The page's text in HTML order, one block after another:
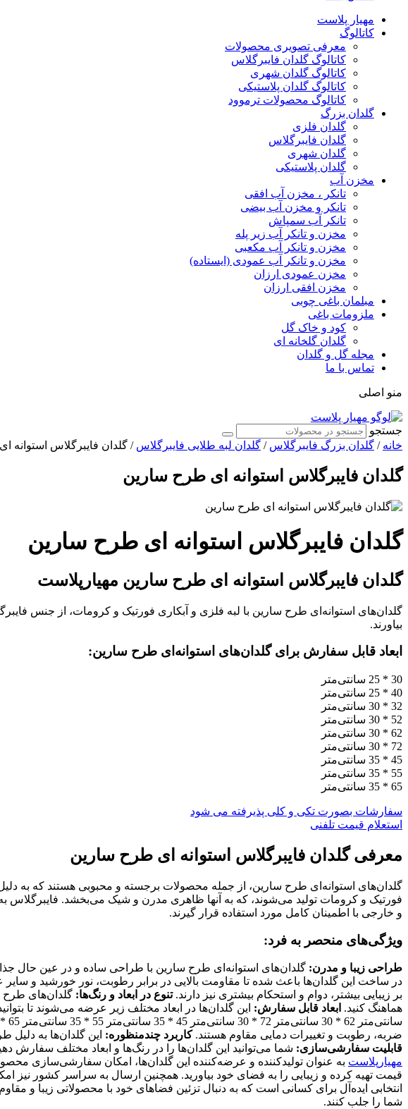
مهیار پلاست
کاتالوگ
معرفی تصویری محصولات
کاتالوگ گلدان فایبرگلاس
کاتالوگ گلدان شهری
کاتالوگ گلدان پلاستیکی
کاتالوگ محصولات ترموود
گلدان بزرگ
گلدان فلزی
گلدان فایبرگلاس
گلدان شهری
گلدان پلاستیکی
مخزن آب
تانکر ، مخزن آب افقی
تانکر و مخزن آب بیضی
تانکر آب سمپاش
مخزن و تانکر آب زیر پله
مخزن و تانکر آب مکعبی
مخزن و تانکر آب عمودی (ایستاده)
مخزن عمودی ارزان
مخزن افقی ارزان
مبلمان باغی چوبی
ملزومات باغی
کود و خاک گل
گلدان گلخانه ای
مجله گل و گلدان
تماس با ما
منو اصلی
جستجو
خانه / گلدان بزرگ فایبرگلاس / گلدان لبه طلایی فایبرگلاس / گلدان فایبرگلاس استوانه
گلدان فایبرگلاس استوانه ای طرح سارین
گلدان فایبرگلاس استوانه ای طرح سارین
گلدان فایبرگلاس استوانه ای طرح سارین مهیارپلاست
گلدان‌های استوانه‌ای طرح سارین با لبه فلزی و آبکاری فورتیک و کرومات، از جنس
بیاورند.
ابعاد قابل سفارش برای گلدان‌های استوانه‌ای طرح سارین:
30 * 25 سانتی‌متر
40 * 25 سانتی‌متر
32 * 30 سانتی‌متر
52 * 30 سانتی‌متر
62 * 30 سانتی‌متر
72 * 30 سانتی‌متر
45 * 35 سانتی‌متر
55 * 35 سانتی‌متر
65 * 35 سانتی‌متر
سفارشات بصورت تکی و کلی پذیرفته می شود
استعلام قیمت تلفنی
معرفی گلدان فایبرگلاس استوانه ای طرح سارین
گلدان‌های استوانه‌ای طرح سارین، از جمله محصولات برجسته و محبوبی هستند که به
فورتیک و کرومات تولید می‌شوند، که به آنها ظاهری مدرن و شیک می‌بخشد. فایبرگلاس
و خارجی با اطمینان کامل مورد استفاده قرار گیرند.
ویژگی‌های منحصر به فرد:
طراحی زیبا و مدرن: گلدان‌های استوانه‌ای طرح سارین با طراحی ساده و در عین حال
در ساخت این گلدان‌ها باعث شده تا مقاومت بالایی در برابر رطوبت، نور خورشید و
بر زیبایی بیشتر، دوام و استحکام بیشتری نیز دارند.تنوع در ابعاد و رنگ‌ها: گلدان‌های طرح
هماهنگ کنید. ابعاد قابل سفارش:
سانتی‌متر 62 * 30 سانتی‌متر 72 * 30 سانتی‌متر 45 * 35 سانتی‌متر 55 * 35 سانتی‌متر 65 * 35 سانتی‌متر مزایای استفاده:
ضربه، رطوبت و تغییرات دمایی مقاوم هستند.کاربرد چندمنظوره: این گلدان‌ها به
قابلیت سفارشی‌سازی: شما می‌توانید این گلدان‌ها را در رنگ‌ها و ابعاد مختلف سفارش
مهیارپلاست به عنوان تولیدکننده و عرضه‌کننده این گلدان‌ها، امکان سفارشی‌سازی
قیمت تهیه کرده و زیبایی را به فضای خود بیاورید. همچنین ارسال به سراسر کشور
انتخابی ایده‌آل برای کسانی است که به دنبال تزئین فضاهای خود با محصولاتی زیبا و
شما را جلب کنند.